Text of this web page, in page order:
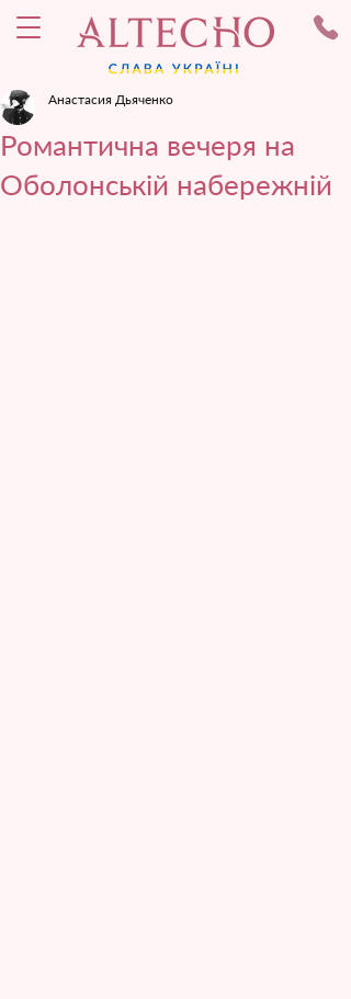
Романтична вечеря на
Оболонській набережній
Анастасия Дьяченко